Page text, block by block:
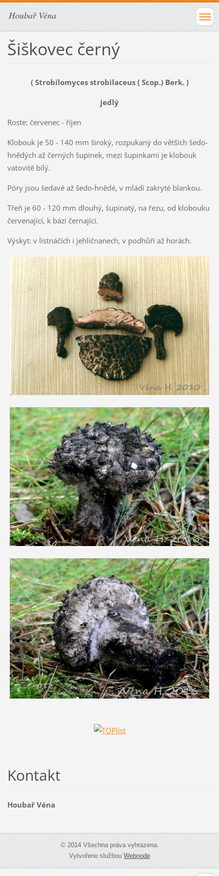
Houbař Véna
Šiškovec černý
( Strobilomyces strobilaceus ( Scop.) Berk. )
jedlý
Roste: červenec - říjen
Klobouk je 50 - 140 mm široký, rozpukaný do větších šedo-
hnědých až černých šupinek, mezi šupinkami je klobouk
vatovitě bílý.
Póry jsou šedavé až šedo-hnědé, v mládí zakryté blankou.
Třeň je 60 - 120 mm dlouhý, šupinatý, na řezu, od klobouku
červenající, k bázi černající.
Výskyt: v listnáčích i jehličnanech, v podhůří až horách.
Kontakt
Houbař Véna
© 2014 Všechna práva vyhrazena.
Vytvořeno službouWebnode